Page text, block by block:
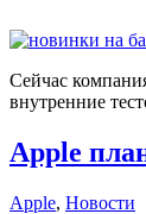
Сейчас
внутренние
Apple
Apple, Новости